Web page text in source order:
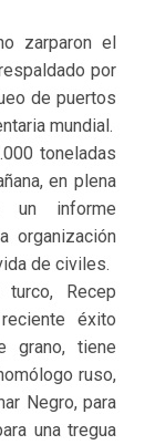
zarparon el
por
de puertos
mundial.
toneladas
en plena
un informe
organización
de civiles.
Recep
éxito
grano, tiene
ruso,
Negro, para
una tregua